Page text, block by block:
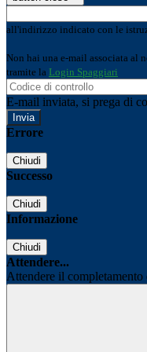
all'indirizzo indicato con le
Non hai una e-mail associata al
tramite la Login Spaggiari
E-mail inviata, si prega di
Errore
Chiudi
Successo
Chiudi
Informazione
Chiudi
Attendere...
Attendere il completamento